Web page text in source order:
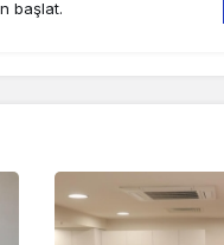
başlat.